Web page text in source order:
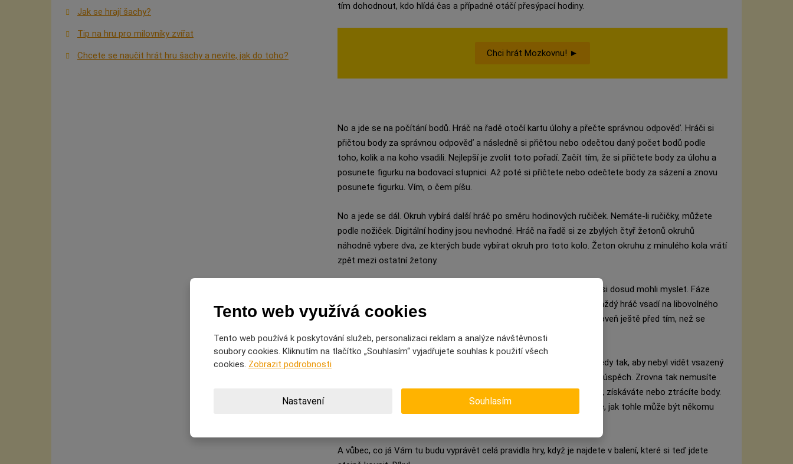
Jak se hrají šachy?
Tip na hru pro milovníky zvířat
Chcete se naučit hrát hru šachy a nevíte, jak do toho?
tím dohodnout, kdo hlídá čas a případně otáčí přesýpací hodiny.
Chci hrát Mozkovnu! ►
No a jde se na počítání bodů. Hráč na řadě otočí kartu úlohy a přečte správnou odpověď. Hráči si
přičtou body za správnou odpověď a následně si přičtou nebo odečtou daný počet bodů podle
toho, kolik a na koho vsadili. Nejlepší je zvolit toto pořadí. Začít tím, že si přičtete body za úlohu a
posunete figurku na bodovací stupnici. Až poté si přičtete nebo odečtete body za sázení a znovu
posunete figurku. Vím, o čem píšu.
No a jede se dál. Okruh vybírá další hráč po směru hodinových ručiček. Nemáte-li ručičky, můžete
podle nožiček. Digitální hodiny jsou nevhodné. Hráč na řadě si ze zbylých čtyř žetonů okruhů
náhodně vybere dva, ze kterých bude vybírat okruh pro toto kolo. Žeton okruhu z minulého kola vrátí
zpět mezi ostatní žetony.
Nemyslete si, že to je vše. Pravidla jsou daleko zajímavější, než jste si dosud mohli myslet. Fáze
Sázení je totiž něco, co dokáže hru pěkně zamotat. V této fázi si každý hráč vsadí na libovolného
hráče pomocí sázecího kolečka po odhalení daného okruhu. Ale zároveň ještě před tím, než se
ukáže karta úlohy.
Sázecí kolečko s body umístěte před vybraného hráče lícem dolů. Tedy tak, aby nebyl vidět vsazený
počet bodíků. Můžete vsadit buď na úspěch hráče a dokonce i na neúspěch. Zrovna tak nemusíte
vsadit nic, když se bojíte. Podle toho, jak hráč dopadl při řešení úlohy, získáváte nebo ztrácíte body.
Logicky získáte nebo ztratíte právě tolik bodů, kolik jste vsadili. Bože, jak tohle může být někomu
A vůbec, co já Vám tu budu vyprávět celá pravidla hry, když je najdete v balení, které si teď jdete
Tento web využívá cookies
Tento web používá k poskytování služeb, personalizaci reklam a analýze návštěvnosti
soubory cookies. Kliknutím na tlačítko „Souhlasím“ vyjadřujete souhlas k použití všech
cookies. Zobrazit podrobnosti
Nastavení Souhlasím